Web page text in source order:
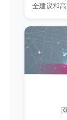
全建议和高